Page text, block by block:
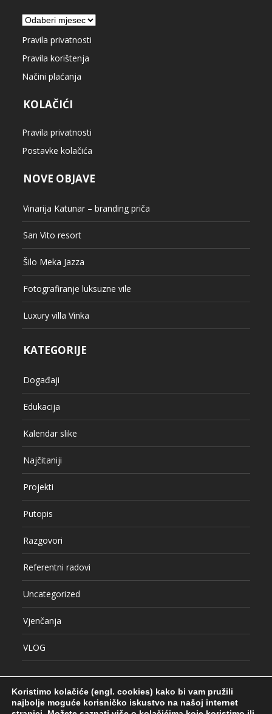
Arhiva
Pravila privatnosti
Pravila korištenja
Načini plaćanja
KOLAČIĆI
Pravila privatnosti
Postavke kolačića
NOVE OBJAVE
Vinarija Katunar – branding priča
San Vito resort
Šilo Meka Jazza
Fotografiranje luksuzne vile
Luxury villa Vinka
KATEGORIJE
Događaji
Edukacija
Kalendar slike
Najčitaniji
Projekti
Putopis
Razgovori
Referentni radovi
Uncategorized
Vjenčanja
VLOG
Koristimo kolačiće (engl. cookies) kako bi vam pružili
najbolje moguće korisničko iskustvo na našoj internet